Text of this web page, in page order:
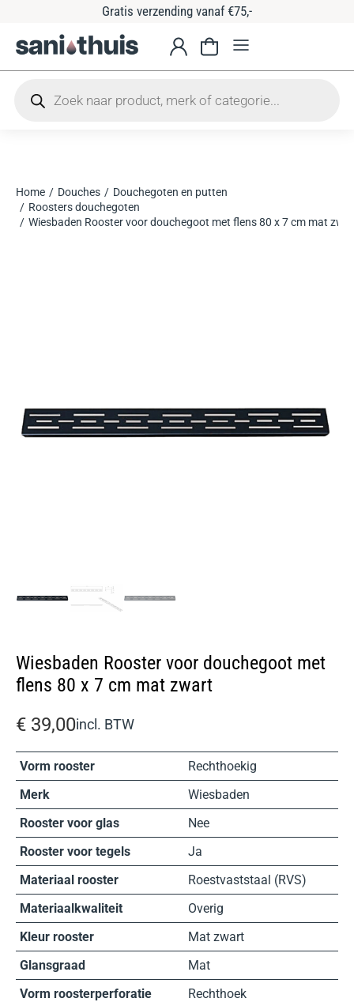
Gratis verzending vanaf €75,-
Je bent hier:
Home Douches
Douchegoten en putten
Roosters douchegoten
Wiesbaden Rooster voor douchegoot met flens 80 x 7 cm mat
Wiesbaden Rooster voor douchegoot met
flens 80 x 7 cm mat zwart
€ 39,00incl. BTW
Vorm rooster
Rechthoekig
Merk
Wiesbaden
Rooster voor glas
Nee
Rooster voor tegels
Ja
Materiaal rooster
Roestvaststaal (RVS)
Materiaalkwaliteit
Overig
Kleur rooster
Mat zwart
Glansgraad
Mat
Vorm roosterperforatie
Rechthoek